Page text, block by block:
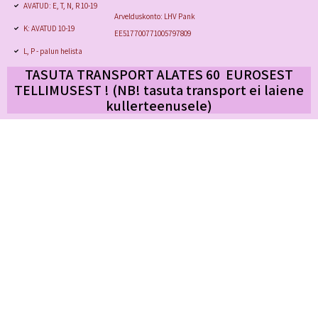
AVATUD: E, T, N, R 10-19
K: AVATUD 10-19
L, P - palun helista
Arvelduskonto: LHV Pank
EE517700771005797809
TASUTA TRANSPORT ALATES 60 EUROSEST
TELLIMUSEST ! (NB! tasuta transportei laiene
kullerteenusele)